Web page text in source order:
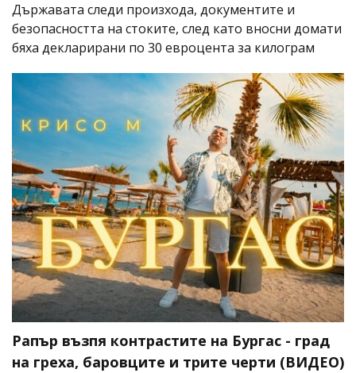
Държавата следи произхода, документите и
безопасността на стоките, след като вносни домати
бяха декларирани по 30 евроцента за килограм
Рапър възпя контрастите на Бургас - град
на греха, баровците и трите черти (ВИДЕО)